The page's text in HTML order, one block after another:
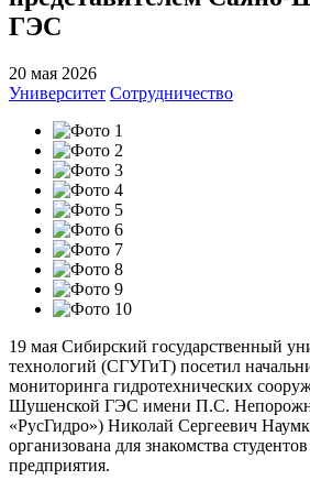
ГЭС
20 мая 2026
Университет Сотрудничество
19 мая Сибирский государственный
технологий (СГУГиТ) посетил
мониторинга гидротехнических
Шушенской ГЭС имени П.С.
«РусГидро») Николай Сергеевич
организована для знакомства
предприятия.